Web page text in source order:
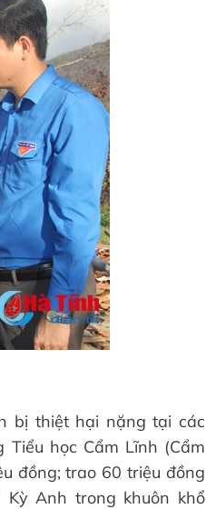
bị thiệt hại nặng tại các
học Cẩm Lĩnh (Cẩm
đồng; trao 60 triệu đồng
Anh trong khuôn khổ